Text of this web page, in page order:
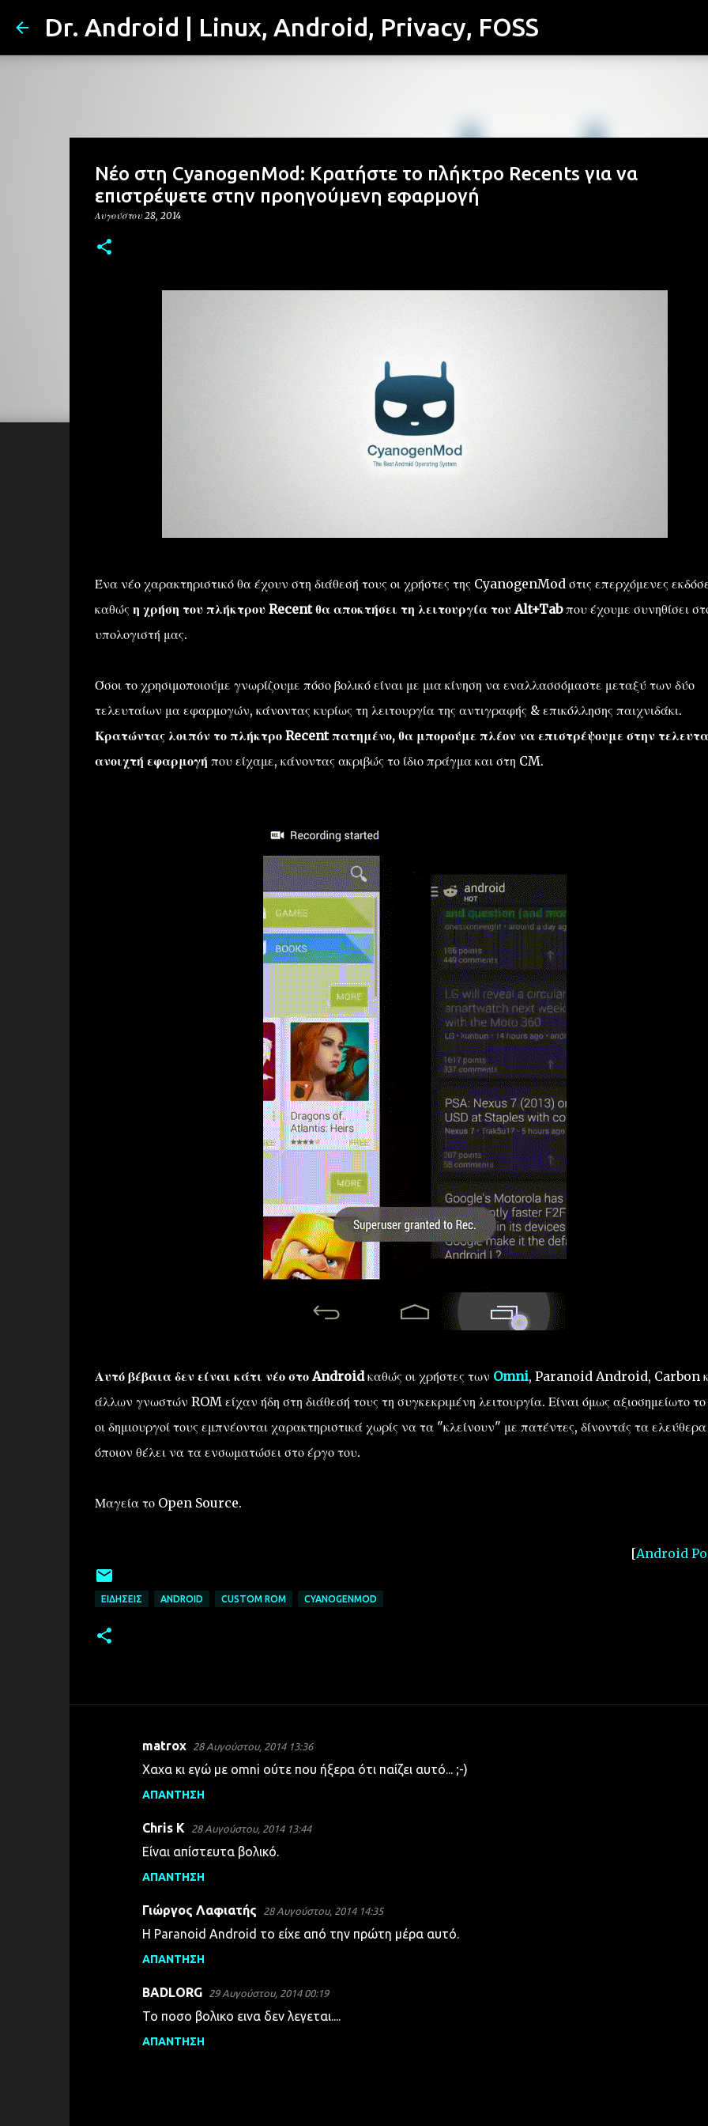
Μετάβαση στο κύριο περιεχόμενο
Dr. Android | Linux, Android, Privacy, FOSS
Νέο στη CyanogenMod: Κρατήστε το πλήκτρο Recents για να
επιστρέψετε στην προηγούμενη εφαρμογή
Αυγούστου 28, 2014
Ένα νέο χαρακτηριστικό θα έχουν στη διάθεσή τους οι χρήστες της CyanogenMod στις επερχόμενες
καθώς η χρήση του πλήκτρου Recent θα αποκτήσει τη λειτουργία του Alt+Tabπου έχουμε συνηθίσει
υπολογιστή μας.
Όσοι το χρησιμοποιούμε γνωρίζουμε πόσο βολικό είναι με μια κίνηση να εναλλασσόμαστε μεταξύ των δύο
τελευταίων μα εφαρμογών, κάνοντας κυρίως τη λειτουργία της αντιγραφής & επικόλλησης παιχνιδάκι.
Κρατώντας λοιπόν το πλήκτρο Recent πατημένο, θα μπορούμε πλέον να επιστρέψουμε στην
ανοιχτή εφαρμογή που είχαμε, κάνοντας ακριβώς το ίδιο πράγμα και στη CM.
Αυτό βέβαια δεν είναι κάτι νέο στο Androidκαθώς οι χρήστες των Omni, Paranoid Android, Carbon
άλλων γνωστών ROM είχαν ήδη στη διάθεσή τους τη συγκεκριμένη λειτουργία. Είναι όμως αξιοσημείωτο
οι δημιουργοί τους εμπνέονται χαρακτηριστικά χωρίς να τα "κλείνουν" με πατέντες, δίνοντάς τα
όποιον θέλει να τα ενσωματώσει στο έργο του.
Μαγεία το Open Source.
[Android
ΕΙΔΉΣΕΙΣ ANDROID CUSTOM ROM CYANOGENMOD
matrox 28 Αυγούστου, 2014 13:36
Χαχα κι εγώ με omni ούτε που ήξερα ότι παίζει αυτό... ;-)
ΑΠΆΝΤΗΣΗ
Chris K 28 Αυγούστου, 2014 13:44
Είναι απίστευτα βολικό.
ΑΠΆΝΤΗΣΗ
Γιώργος Λαφιατής 28 Αυγούστου, 2014 14:35
Η Paranoid Android το είχε από την πρώτη μέρα αυτό.
ΑΠΆΝΤΗΣΗ
BADLORG 29 Αυγούστου, 2014 00:19
Το ποσο βολικο εινα δεν λεγεται....
ΑΠΆΝΤΗΣΗ